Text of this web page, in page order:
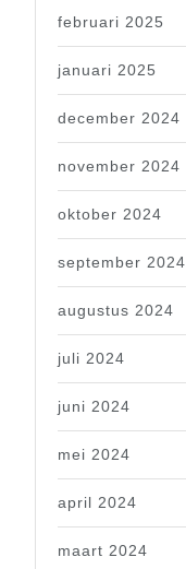
februari 2025
januari 2025
december 2024
november 2024
oktober 2024
september 2024
augustus 2024
juli 2024
juni 2024
mei 2024
april 2024
maart 2024